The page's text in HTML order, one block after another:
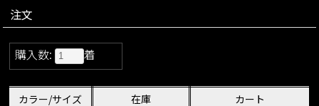
注文
購入数: 着
カラー/サイズ 在庫 カート